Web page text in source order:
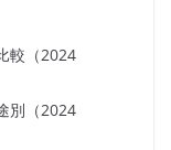
較（2024
別（2024